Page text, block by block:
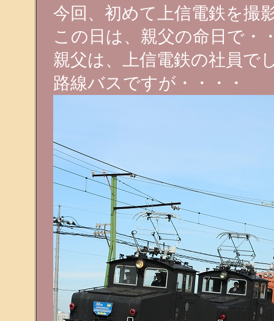
今回、初めて上信電鉄を撮
この日は、親父の命日で・
親父は、上信電鉄の社員で
路線バスですが・・・・